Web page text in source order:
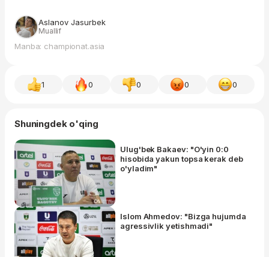
Aslanov Jasurbek
Muallif
Manba: championat.asia
1 0 0 0 0
Shuningdek o'qing
Ulug'bek Bakaev: "O'yin 0:0
hisobida yakun topsa kerak deb
o'yladim"
Islom Ahmedov: "Bizga hujumda
agressivlik yetishmadi"